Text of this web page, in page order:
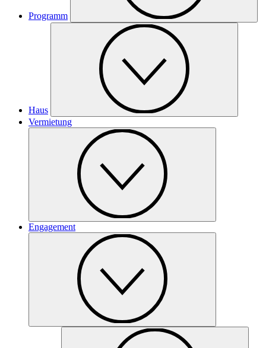
Programm
Haus
Vermietung
Engagement